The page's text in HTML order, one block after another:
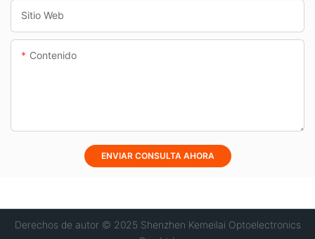
Sitio Web
Contenido
ENVIAR CONSULTA AHORA
Derechos de autor © 2025 Shenzhen Kemeilai Optoelectronics